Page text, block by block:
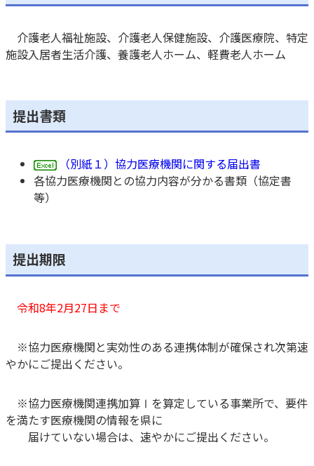
介護老人福祉施設、介護老人保健施設、介護医療院、特定
施設入居者生活介護、養護老人ホーム、軽費老人ホーム
提出書類
（別紙１）協力医療機関に関する届出書
各協力医療機関との協力内容が分かる書類（協定書
等）
提出期限
令和8年2月27日まで
※協力医療機関と実効性のある連携体制が確保され次第速
やかにご提出ください。
※協力医療機関連携加算Ⅰを算定している事業所で、要件
を満たす医療機関の情報を県に
届けていない場合は、速やかにご提出ください。